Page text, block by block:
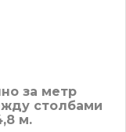
за метр
столбами
м.